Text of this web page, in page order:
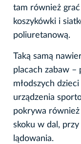
tam również
koszykówki i
poliuretanową.
Taką samą
placach zabaw –
młodszych
urządzenia
pokrywa
skoku w dal,
lądowania.